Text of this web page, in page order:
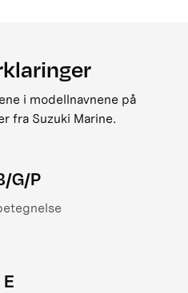
i modellnavnene på
fra Suzuki Marine.
G/P
E